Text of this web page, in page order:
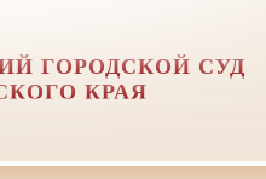
ГОРОДСКОЙ СУД
КРАЯ